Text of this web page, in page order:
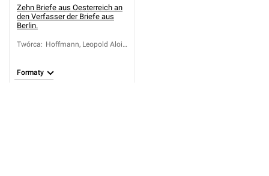
Zehn Briefe aus Oesterreich an
den Verfasser der Briefe aus
Berlin.
Twórca: Hoffmann, Leopold Alois
Formaty